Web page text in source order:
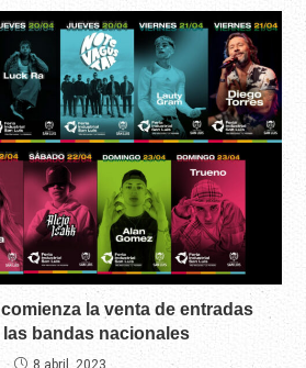
la venta de entradas
las bandas nacionales
8 abril, 2023